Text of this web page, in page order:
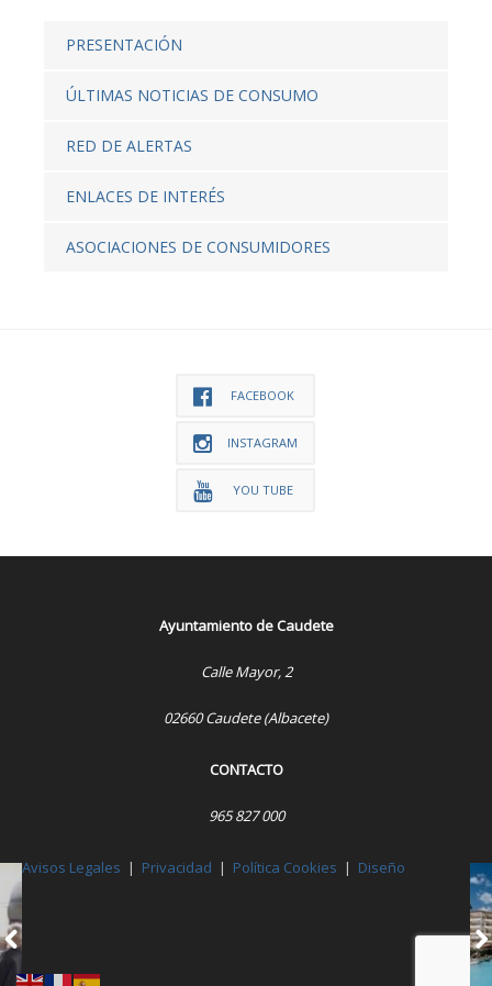
PRESENTACIÓN
ÚLTIMAS NOTICIAS DE CONSUMO
RED DE ALERTAS
ENLACES DE INTERÉS
ASOCIACIONES DE CONSUMIDORES
FACEBOOK
INSTAGRAM
YOU TUBE
Ayuntamiento de Caudete
Calle Mayor, 2
02660 Caudete (Albacete)
CONTACTO
965 827 000
Avisos Legales | Privacidad | Política Cookies | Diseño